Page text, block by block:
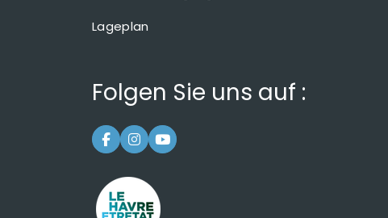
Lageplan
Folgen Sie uns auf :